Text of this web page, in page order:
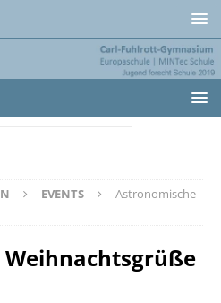
EVENTS
Astronomische